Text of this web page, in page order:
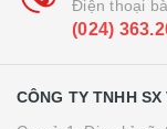
Điện thoại
(024)
CÔNG TY TNHH